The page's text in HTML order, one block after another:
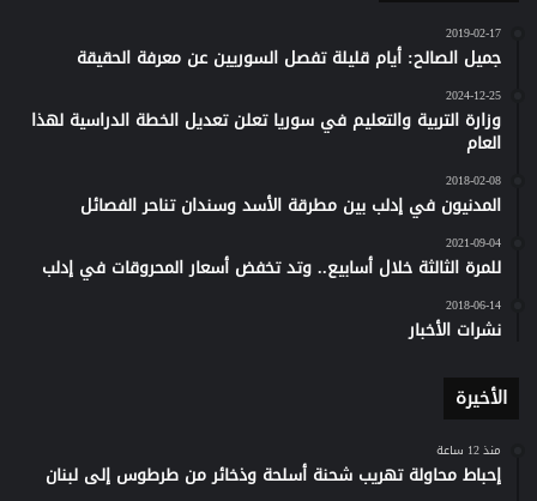
2019-02-17
جميل الصالح: أيام قليلة تفصل السوريين عن معرفة الحقيقة
2024-12-25
وزارة التربية والتعليم في سوريا تعلن تعديل الخطة الدراسية لهذا
العام
2018-02-08
المدنيون في إدلب بين مطرقة الأسد وسندان تناحر الفصائل
2021-09-04
للمرة الثالثة خلال أسابيع.. وتد تخفض أسعار المحروقات في إدلب
2018-06-14
نشرات الأخبار
الأخيرة
منذ 12 ساعة
إحباط محاولة تهريب شحنة أسلحة وذخائر من طرطوس إلى لبنان